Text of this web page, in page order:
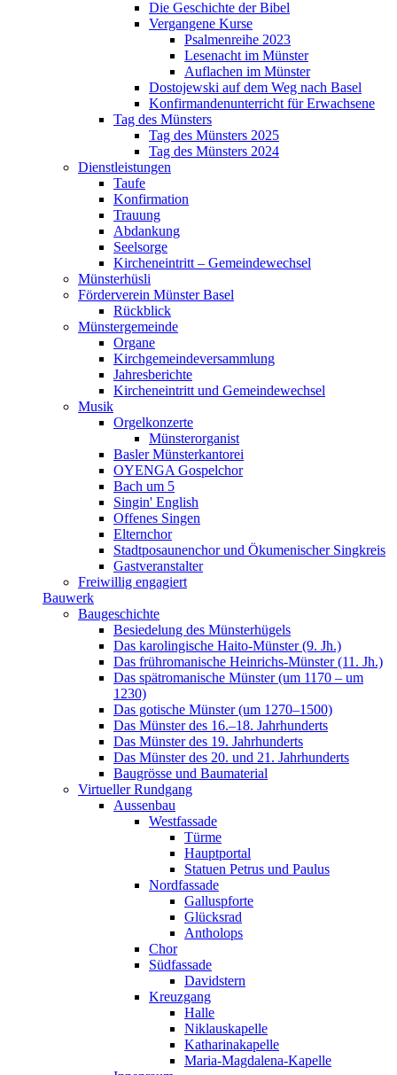
Die Geschichte der Bibel
Vergangene Kurse
Psalmenreihe 2023
Lesenacht im Münster
Auflachen im Münster
Dostojewski auf dem Weg nach Basel
Konfirmandenunterricht für Erwachsene
Tag des Münsters
Tag des Münsters 2025
Tag des Münsters 2024
Dienstleistungen
Taufe
Konfirmation
Trauung
Abdankung
Seelsorge
Kircheneintritt – Gemeindewechsel
Münsterhüsli
Förderverein Münster Basel
Rückblick
Münstergemeinde
Organe
Kirchgemeindeversammlung
Jahresberichte
Kircheneintritt und Gemeindewechsel
Musik
Orgelkonzerte
Münsterorganist
Basler Münsterkantorei
OYENGA Gospelchor
Bach um 5
Singin' English
Offenes Singen
Elternchor
Stadtposaunenchor und Ökumenischer Singkreis
Gastveranstalter
Freiwillig engagiert
Bauwerk
Baugeschichte
Besiedelung des Münsterhügels
Das karolingische Haito-Münster (9. Jh.)
Das frühromanische Heinrichs-Münster (11. Jh.)
Das spätromanische Münster (um 1170 – um
1230)
Das gotische Münster (um 1270–1500)
Das Münster des 16.–18. Jahrhunderts
Das Münster des 19. Jahrhunderts
Das Münster des 20. und 21. Jahrhunderts
Baugrösse und Baumaterial
Virtueller Rundgang
Aussenbau
Westfassade
Türme
Hauptportal
Statuen Petrus und Paulus
Nordfassade
Galluspforte
Glücksrad
Antholops
Chor
Südfassade
Davidstern
Kreuzgang
Halle
Niklauskapelle
Katharinakapelle
Maria-Magdalena-Kapelle